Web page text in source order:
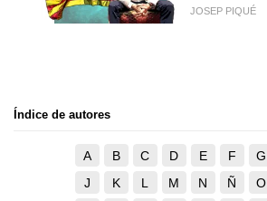
JOSEP PIQUÉ
Índice de autores
A B C D E F G
J
K L M N Ñ O